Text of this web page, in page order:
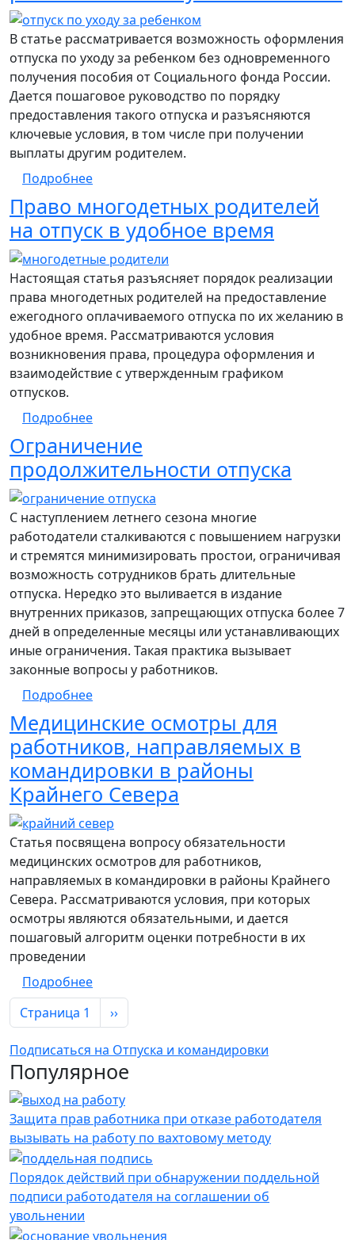
В статье рассматривается возможность оформления
отпуска по уходу за ребенком без одновременного
получения пособия от Социального фонда России.
Дается пошаговое руководство по порядку
предоставления такого отпуска и разъясняются
ключевые условия, в том числе при получении
выплаты другим родителем.
Подробнеео Пошаговое руководство по
Право многодетных родителей
на отпуск в удобное время
Настоящая статья разъясняет порядок реализации
права многодетных родителей на предоставление
ежегодного оплачиваемого отпуска по их желанию в
удобное время. Рассматриваются условия
возникновения права, процедура оформления и
взаимодействие с утвержденным графиком
отпусков.
Подробнеео Право многодетных родителей на
Ограничение
продолжительности отпуска
С наступлением летнего сезона многие
работодатели сталкиваются с повышением нагрузки
и стремятся минимизировать простои, ограничивая
возможность сотрудников брать длительные
отпуска. Нередко это выливается в издание
внутренних приказов, запрещающих отпуска более 7
дней в определенные месяцы или устанавливающих
иные ограничения. Такая практика вызывает
законные вопросы у работников.
Подробнеео Ограничение продолжительности
Медицинские осмотры для
работников, направляемых в
командировки в районы
Крайнего Севера
Статья посвящена вопросу обязательности
медицинских осмотров для работников,
направляемых в командировки в районы Крайнего
Севера. Рассматриваются условия, при которых
осмотры являются обязательными, и дается
пошаговый алгоритм оценки потребности в их
проведении
Подробнеео Медицинские осмотры для
Нумерация страниц
Страница 1 Следующая страница
››
Подписаться на Отпуска и командировки
Популярное
Защита прав работника при отказе работодателя
вызывать на работу по вахтовому методу
Порядок действий при обнаружении поддельной
подписи работодателя на соглашении об
увольнении